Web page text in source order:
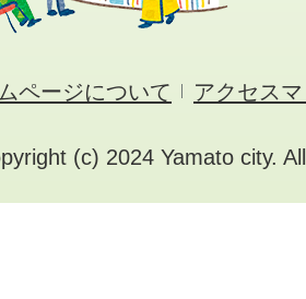
ページについて アクセス
(c) 2024 Yamato city.